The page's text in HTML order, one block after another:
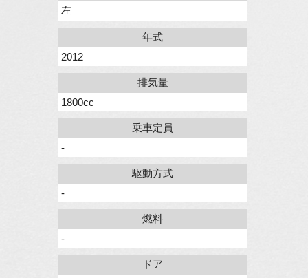
左
年式
2012
排気量
1800cc
乗車定員
-
駆動方式
-
燃料
-
ドア